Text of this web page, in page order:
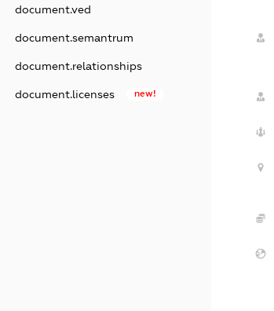
document.ved
document.semantrum
document.relationships
document.licenses new!